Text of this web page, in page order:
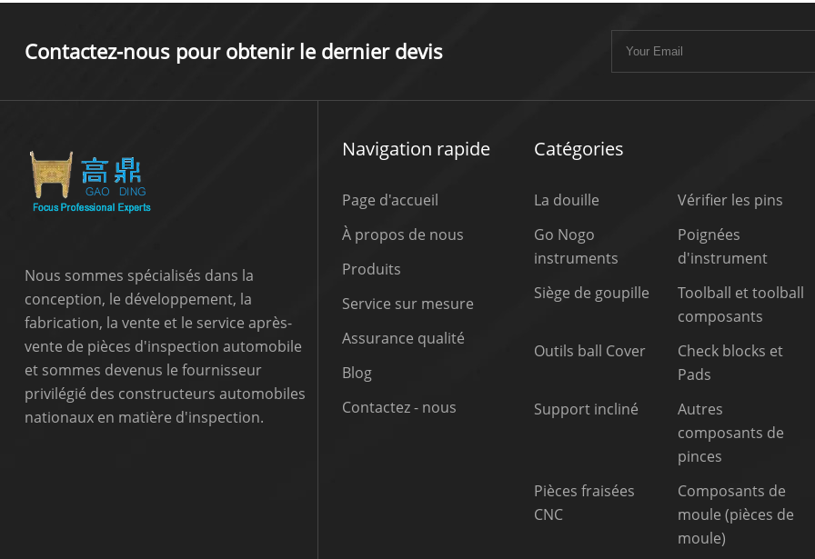
Contactez-nous pour obtenir le dernier devis
Nous sommes spécialisés dans la
conception, le développement, la
fabrication, la vente et le service après-
vente de pièces d'inspection automobile
et sommes devenus le fournisseur
privilégié des constructeurs automobiles
nationaux en matière d'inspection.
Navigation rapide
Page d'accueil
À propos de nous
Produits
Service sur mesure
Assurance qualité
Blog
Contactez - nous
Catégories
La douille
Vérifier les pins
Go Nogo
instruments
Poignées
d'instrument
Siège de goupille
Toolball et toolball
composants
Outils ball Cover
Check blocks et
Pads
Support incliné
Autres
composants de
pinces
Pièces fraisées
CNC
Composants de
moule (pièces de
moule)